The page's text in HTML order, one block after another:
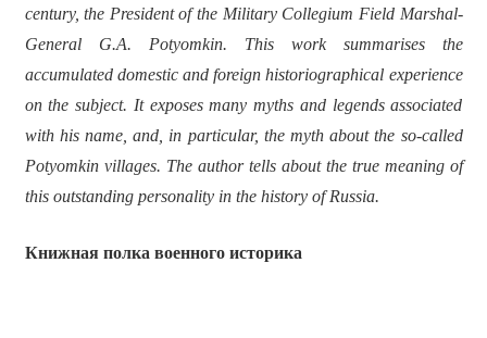
century, the President of the Military Collegium Field Marshal-
General G.A. Potyomkin. This work summarises the
accumulated domestic and foreign historiographical experience
on the subject. It exposes many myths and legends associated
with his name, and, in particular, the myth about the so-called
Potyomkin villages. The author tells about the true meaning of
this outstanding personality in the history of Russia.
Книжная полка военного историка